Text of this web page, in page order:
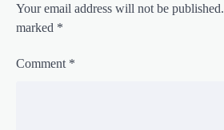
Your email address will not be published.
marked *
Comment *